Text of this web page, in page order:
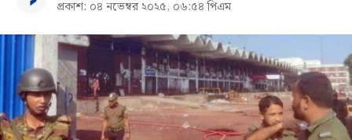
আর্কাইভ
কনভার্টার
প্রকাশ: ০৪ নভেম্বর ২০২৫, ০৬:৫৪ পিএম